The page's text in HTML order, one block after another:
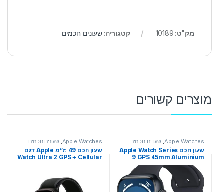
מק"ט: 10189 קטגוריה: שעונים חכמים
מוצרים קשורים
Apple Watches
, שעונים חכמים
שעון חכם Apple Watch Series
9 GPS 45mm Aluminium
Case with Sport Band
Apple Watches
, שעונים חכמים
שעון חכם 49 מ”מ Apple דגם
Watch Ultra 2 GPS + Cellular
יבואן רשמי